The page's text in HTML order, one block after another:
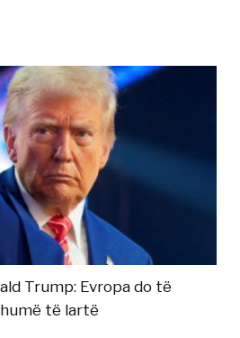
Trump: Evropa do të
të lartë